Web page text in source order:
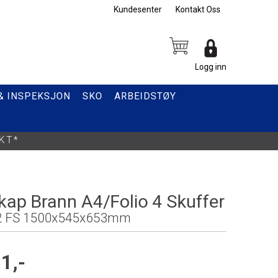
Kundesenter Kontakt Oss
Logg inn
INSPEKSJON SKO ARBEIDSTØY
Brann A4/Folio 4 Skuffer
FS 1500x545x653mm